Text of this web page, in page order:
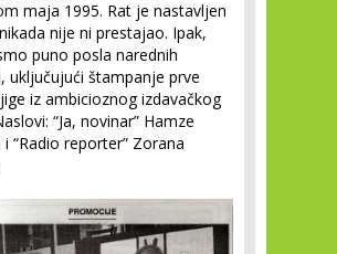
maja 1995. Rat je nastavljen
nije ni prestajao. Ipak,
puno posla narednih
uključujući štampanje prve
iz ambicioznog izdavačkog
“Ja, novinar” Hamze
i “Radio reporter” Zorana